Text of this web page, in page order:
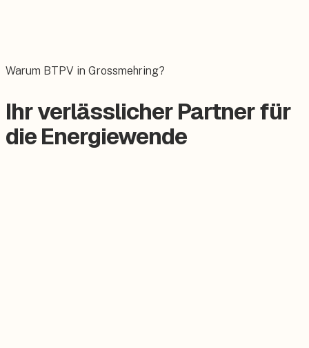
Warum BTPV in Grossmehring?
Ihr verlässlicher Partner für
die Energiewende